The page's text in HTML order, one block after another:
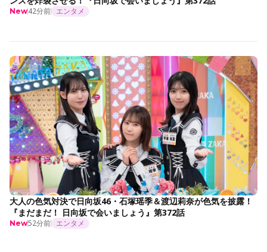
New42分前 エンタメ
大人の色気対決で日向坂46・石塚瑶季＆渡辺莉奈が色気を披露！
『まだまだ！ 日向坂で会いましょう』第372話
New52分前 エンタメ